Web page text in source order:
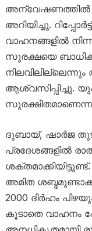
അന്വേഷണത്തിൽ
അറിയിച്ചു.
വാഹനങ്ങളിൽ
സുരക്ഷയെ
ആശ്വസിപ്പിച്ചു.
ദുബായ്, ഷാർജ
പ്രദേശങ്ങളിൽ
അമിത
2000 ദിർഹം
കൂടാതെ വാഹനം